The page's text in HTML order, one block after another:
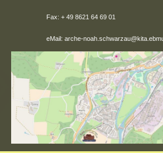
Fax: + 49 8621 64 69 01
eMail: arche-